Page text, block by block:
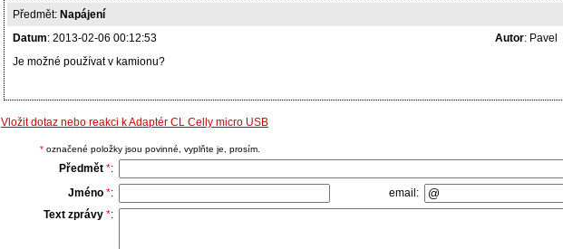
Předmět: Napájení
Datum: 2013-02-06 00:12:53 Autor: Pavel
Je možné používat v kamionu?
Vložit dotaz nebo reakci k Adaptér CL Celly micro USB
* označené položky jsou povinné, vyplňte je, prosím.
Předmět *:
Jméno *:
email:
Text zprávy *: